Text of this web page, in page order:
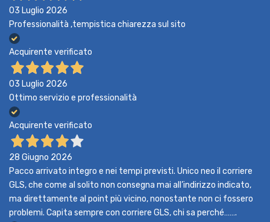
03 Luglio 2026
Professionalità ,tempistica chiarezza sul sito
Acquirente verificato
03 Luglio 2026
Ottimo servizio e professionalità
Acquirente verificato
28 Giugno 2026
Pacco arrivato integro e nei tempi previsti. Unico neo il corriere
GLS, che come al solito non consegna mai all’indirizzo indicato,
ma direttamente al point più vicino, nonostante non ci fossero
problemi. Capita sempre con corriere GLS, chi sa perché…….